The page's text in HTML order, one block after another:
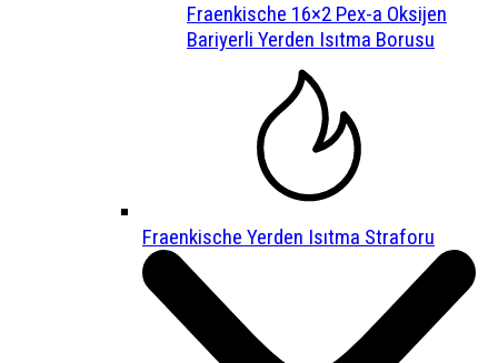
Fraenkische 16×2 Pex-a Oksijen
Bariyerli Yerden Isıtma Borusu
Fraenkische Yerden Isıtma Straforu